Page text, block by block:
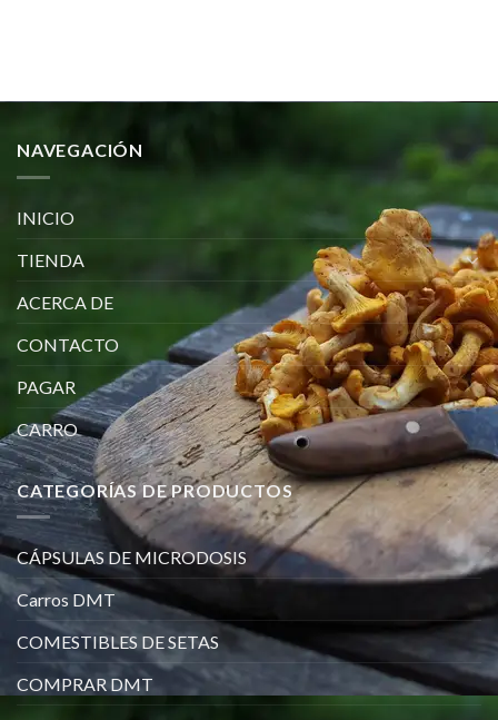
NAVEGACIÓN
INICIO
TIENDA
ACERCA DE
CONTACTO
PAGAR
CARRO
CATEGORÍAS DE PRODUCTOS
CÁPSULAS DE MICRODOSIS
Carros DMT
COMESTIBLES DE SETAS
COMPRAR DMT